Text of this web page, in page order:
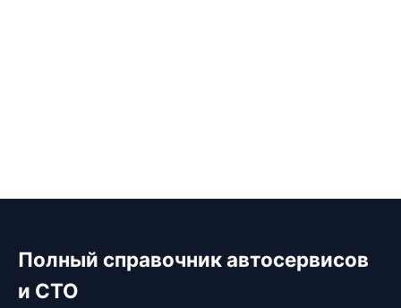
Полный справочник автосервисов
и СТО